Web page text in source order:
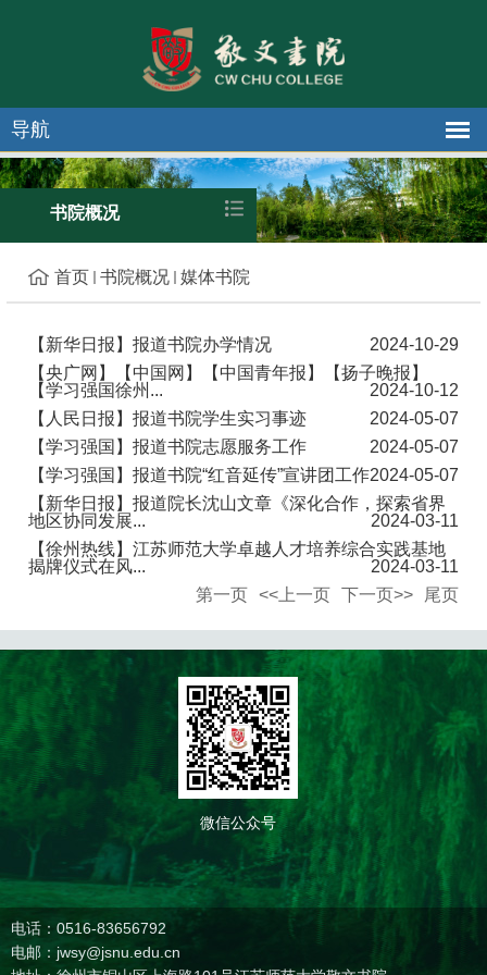
导航
媒体书院
书院概况
首页 书院概况 媒体书院
【新华日报】报道书院办学情况
2024-10-29
【央广网】【中国网】【中国青年报】【扬子晚报】
【学习强国徐州...
2024-10-12
【人民日报】报道书院学生实习事迹
2024-05-07
【学习强国】报道书院志愿服务工作
2024-05-07
【学习强国】报道书院“红音延传”宣讲团工作2024-05-07
【新华日报】报道院长沈山文章《深化合作，探索省界
地区协同发展...
2024-03-11
【徐州热线】江苏师范大学卓越人才培养综合实践基地
揭牌仪式在风...
2024-03-11
第一页 <<上一页 下一页>> 尾页
微信公众号
电话：0516-83656792
电邮：jwsy@jsnu.edu.cn